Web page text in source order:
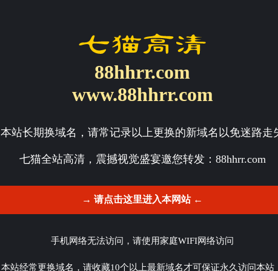
88hhrr.com
www.88hhrr.com
本站长期换域名，请常记录以上更换的新域名以免迷路走
七猫全站高清，震撼视觉盛宴邀您转发： 88hhrr.com
→ 请点击这里进入本网站 ←
手机网络无法访问，请使用家庭WIFI网络访问
本站经常更换域名，请收藏10个以上最新域名才可保证永久访问本站